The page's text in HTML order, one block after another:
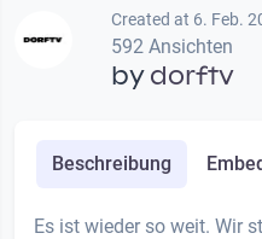
Created at 6. Feb.
592 Ansichten
bydorftv
Beschreibung
Es ist wieder so weit. Wir